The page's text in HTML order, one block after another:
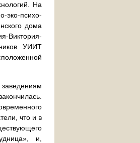
На
эко-психо-
дома
Виктория-
УИИТ
что и в
и,